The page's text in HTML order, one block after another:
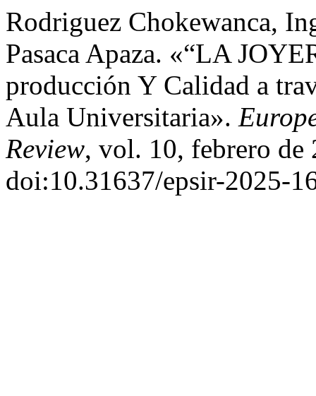
Rodriguez Chokewanca,
Pasaca Apaza. «“LA
producción Y Calidad a
Aula Universitaria».
Review, vol. 10, febrero de
doi:10.31637/epsir-2025-